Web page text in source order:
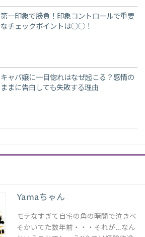
第一印象で勝負！印象コントロールで重要
なチェックポイントは◯◯！
キャバ嬢に一目惚れはなぜ起こる？感情の
ままに告白しても失敗する理由
Yamaちゃん
モテなすぎて自宅の角の暗闇で泣きべ
そかいてた数年前・・・それが…なん